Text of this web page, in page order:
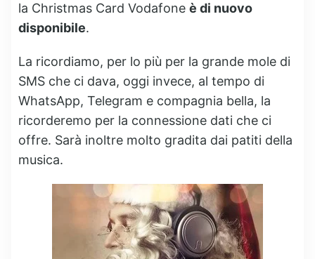
la Christmas Card‬ Vodafone è di nuovo
disponibile.
La ricordiamo, per lo più per la grande mole di
SMS che ci dava, oggi invece, al tempo di
WhatsApp, Telegram e compagnia bella, la
ricorderemo per la connessione dati che ci
offre. Sarà inoltre molto gradita dai patiti della
musica.